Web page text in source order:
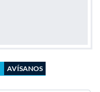
AVÍSANOS